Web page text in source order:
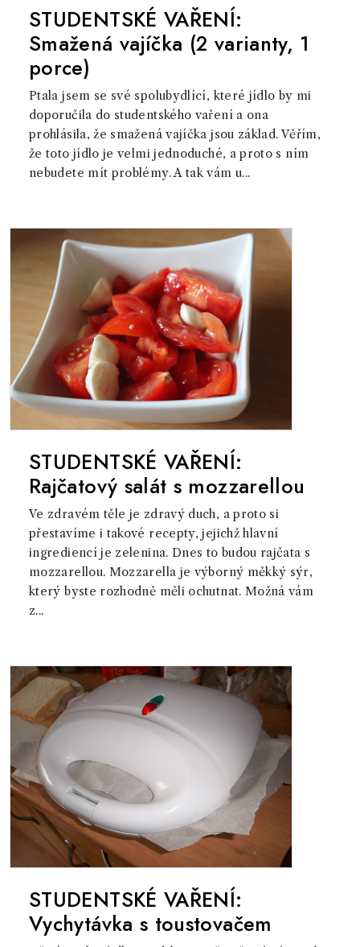
STUDENTSKÉ VAŘENÍ:
Smažená vajíčka (2 varianty, 1
porce)
Ptala jsem se své spolubydlící, které jídlo by mi
doporučila do studentského vaření a ona
prohlásila, že smažená vajíčka jsou základ. Věřím,
že toto jídlo je velmi jednoduché, a proto s ním
nebudete mít problémy. A tak vám u...
STUDENTSKÉ VAŘENÍ:
Rajčatový salát s mozzarellou
Ve zdravém těle je zdravý duch, a proto si
přestavíme i takové recepty, jejichž hlavní
ingrediencí je zelenina. Dnes to budou rajčata s
mozzarellou. Mozzarella je výborný měkký sýr,
který byste rozhodně měli ochutnat. Možná vám
z...
STUDENTSKÉ VAŘENÍ:
Vychytávka s toustovačem